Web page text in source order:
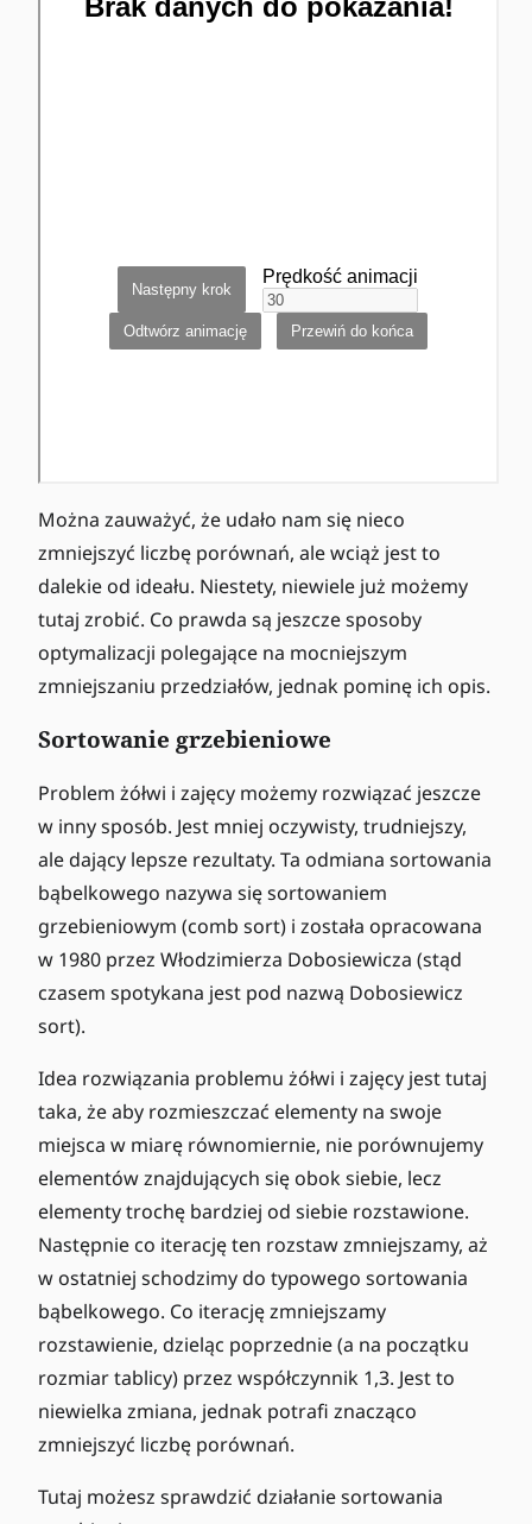
Można zauważyć, że udało nam się nieco
zmniejszyć liczbę porównań, ale wciąż jest to
dalekie od ideału. Niestety, niewiele już możemy
tutaj zrobić. Co prawda są jeszcze sposoby
optymalizacji polegające na mocniejszym
zmniejszaniu przedziałów, jednak pominę ich opis.
Sortowanie grzebieniowe
Problem żółwi i zajęcy możemy rozwiązać jeszcze
w inny sposób. Jest mniej oczywisty, trudniejszy,
ale dający lepsze rezultaty. Ta odmiana sortowania
bąbelkowego nazywa się sortowaniem
grzebieniowym (comb sort) i została opracowana
w 1980 przez Włodzimierza Dobosiewicza (stąd
czasem spotykana jest pod nazwą Dobosiewicz
sort).
Idea rozwiązania problemu żółwi i zajęcy jest tutaj
taka, że aby rozmieszczać elementy na swoje
miejsca w miarę równomiernie, nie porównujemy
elementów znajdujących się obok siebie, lecz
elementy trochę bardziej od siebie rozstawione.
Następnie co iterację ten rozstaw zmniejszamy, aż
w ostatniej schodzimy do typowego sortowania
bąbelkowego. Co iterację zmniejszamy
rozstawienie, dzieląc poprzednie (a na początku
rozmiar tablicy) przez współczynnik 1,3. Jest to
niewielka zmiana, jednak potrafi znacząco
zmniejszyć liczbę porównań.
Tutaj możesz sprawdzić działanie sortowania